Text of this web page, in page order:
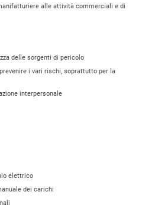
alle attività commerciali e di
delle sorgenti di pericolo
i vari rischi, soprattutto per la
interpersonale
elettrico
dei carichi